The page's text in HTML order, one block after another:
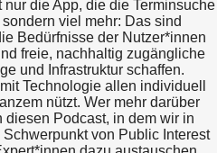
nur die App, die die Terminsuche
viel mehr: Das sind
Bedürfnisse der Nutzer*innen
freie, nachhaltig zugängliche
und Infrastruktur schaffen.
Technologie allen individuell
nützt. Wer mehr darüber
Podcast, in dem wir in
von Public Interest